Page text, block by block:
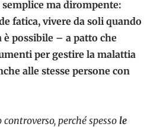
semplice ma dirompente:
fatica, vivere da soli quando
è possibile – a patto che
per gestire la malattia
alle stesse persone con
perché spesso le